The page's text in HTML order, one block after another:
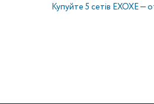
Купуйте 5 сетів EXOXE —